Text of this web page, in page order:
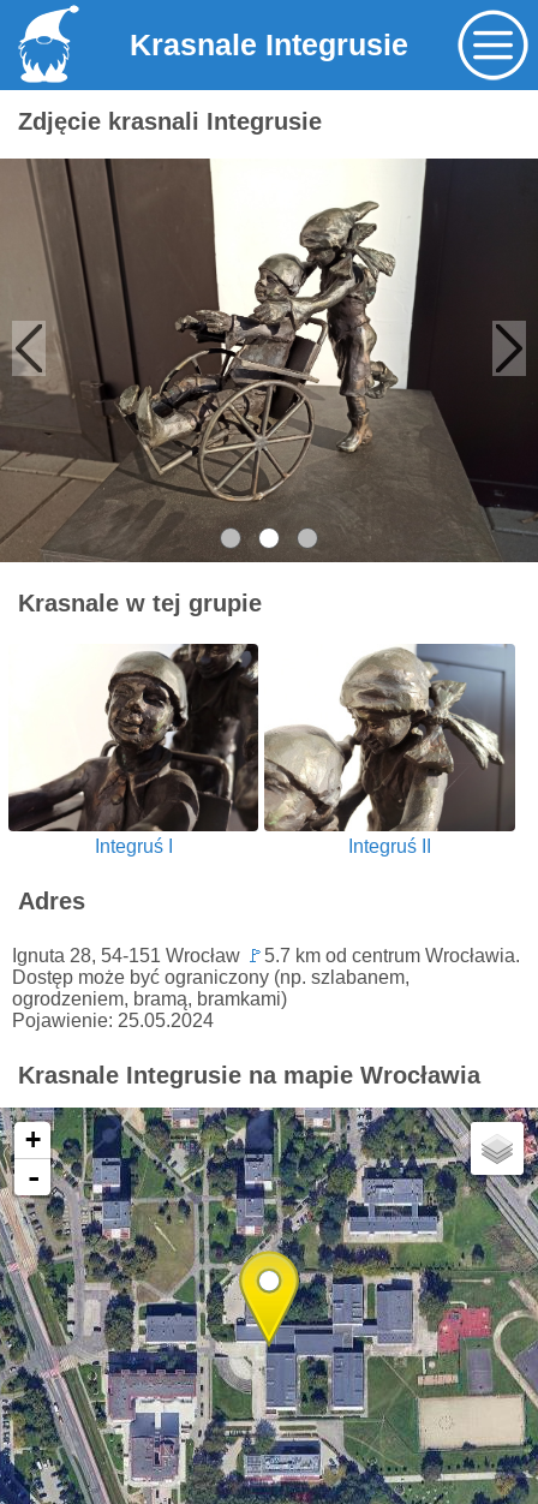
Krasnale Integrusie
Zdjęcie krasnali Integrusie
Krasnale w tej grupie
Integruś I Integruś II
Adres
Ignuta 28, 54-151 Wrocław 🚩 5.7 km od centrum Wrocławia.
Dostęp może być ograniczony (np. szlabanem,
ogrodzeniem, bramą, bramkami)
Pojawienie: 25.05.2024
Krasnale Integrusie na mapie Wrocławia
+
-